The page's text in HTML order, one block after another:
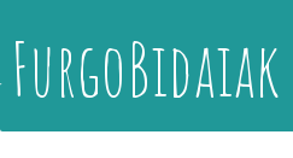
FurgoBidaiak